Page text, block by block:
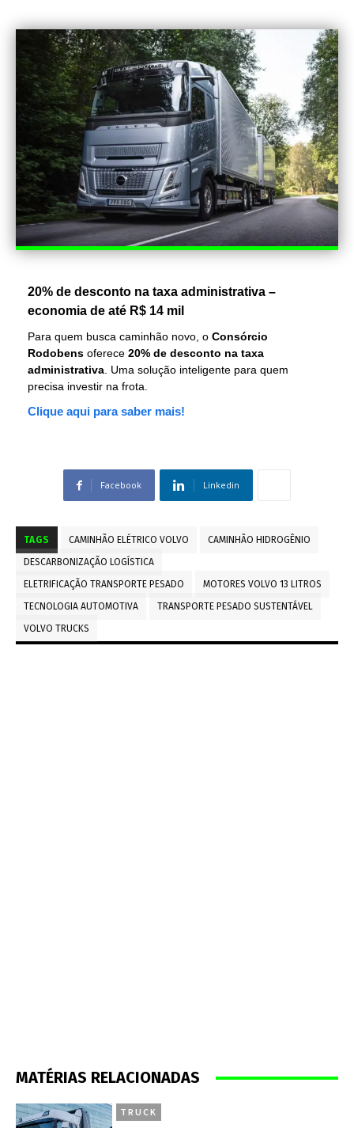
20% de desconto na taxa administrativa –
economia de até R$ 14 mil
Para quem busca caminhão novo, o Consórcio
Rodobens oferece 20% de desconto na taxa
administrativa. Uma solução inteligente para quem
precisa investir na frota.
Clique aqui para saber mais!
Facebook Linkedin
TAGS CAMINHÃO ELÉTRICO VOLVO
CAMINHÃO HIDROGÊNIO
DESCARBONIZAÇÃO LOGÍSTICA
ELETRIFICAÇÃO TRANSPORTE PESADO
MOTORES VOLVO 13 LITROS
TECNOLOGIA AUTOMOTIVA
TRANSPORTE PESADO SUSTENTÁVEL
VOLVO TRUCKS
MATÉRIAS RELACIONADAS
TRUCK